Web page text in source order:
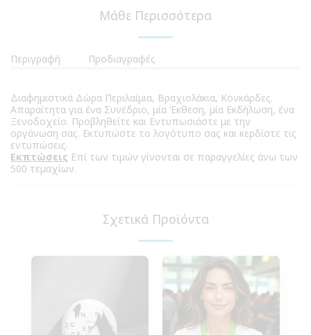
Μάθε Περισσότερα
Περιγραφή Προδιαγραφές
Διαφημιστικά Δώρα Περιλαίμια, Βραχιολάκια, Κονκάρδες.
Απαραίτητα για ένα Συνέδριο, μία Έκθεση, μία Εκδήλωση, ένα
Ξενοδοχείο. Προβληθείτε και Εντυπωσιάστε με την
οργάνωση σας. Εκτυπώστε το λογότυπο σας και κερδίστε τις
εντυπώσεις.
Εκπτώσεις Επί των τιμών γίνονται σε παραγγελίες άνω των
500 τεμαχίων.
Σχετικά Προϊόντα